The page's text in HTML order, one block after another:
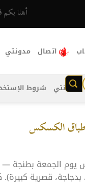
أهلا
اتصال مدونتي
مدونتي شروط
الكسكس
الجمعة بطنجة —
بدجاجة، قصرية